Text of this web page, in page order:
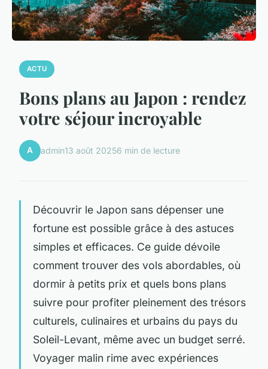
ACTU
Bons plans au Japon : rendez
votre séjour incroyable
A admin13 août 20256 min de lecture
Découvrir le Japon sans dépenser une
fortune est possible grâce à des astuces
simples et efficaces. Ce guide dévoile
comment trouver des vols abordables, où
dormir à petits prix et quels bons plans
suivre pour profiter pleinement des trésors
culturels, culinaires et urbains du pays du
Soleil-Levant, même avec un budget serré.
Voyager malin rime avec expériences